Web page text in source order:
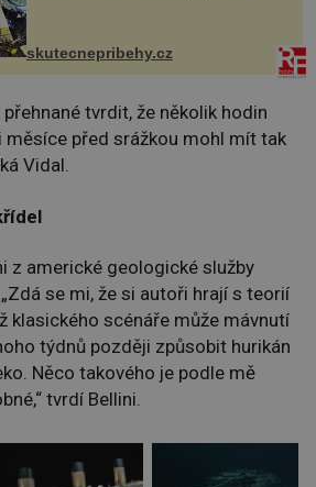
na chalupě se pro mě vlastní vinou
změnil v děsivý zážitek, na kt...
skutecnepribehy.cz
tvrdit, že několik hodin
před srážkou mohl mít tak
Vidal.
z americké geologické služby
se mi, že si autoři hrají s teorií
klasického scénáře může mávnutí
týdnů později způsobit hurikán
Něco takového je podle mě
tvrdí Bellini.